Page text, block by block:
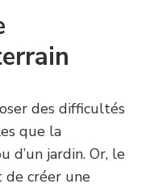
des difficultés
que la
d’un jardin. Or, le
créer une